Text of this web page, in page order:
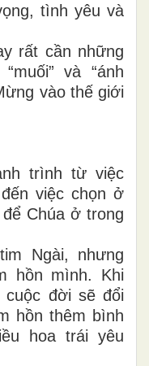
tình yêu và
rất cần những
và “ánh
vào thế giới
trình từ việc
việc chọn ở
Chúa ở trong
Ngài, nhưng
hồn mình. Khi
đời sẽ đổi
hồn thêm bình
hoa trái yêu